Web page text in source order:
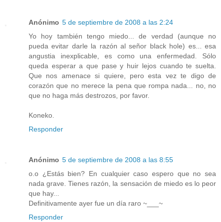
Anónimo 5 de septiembre de 2008 a las 2:24
Yo hoy también tengo miedo... de verdad (aunque no
pueda evitar darle la razón al señor black hole) es... esa
angustia inexplicable, es como una enfermedad. Sólo
queda esperar a que pase y huir lejos cuando te suelta.
Que nos amenace si quiere, pero esta vez te digo de
corazón que no merece la pena que rompa nada... no, no
que no haga más destrozos, por favor.
Koneko.
Responder
Anónimo 5 de septiembre de 2008 a las 8:55
o.o ¿Estás bien? En cualquier caso espero que no sea
nada grave. Tienes razón, la sensación de miedo es lo peor
que hay...
Definitivamente ayer fue un día raro ~___~
Responder